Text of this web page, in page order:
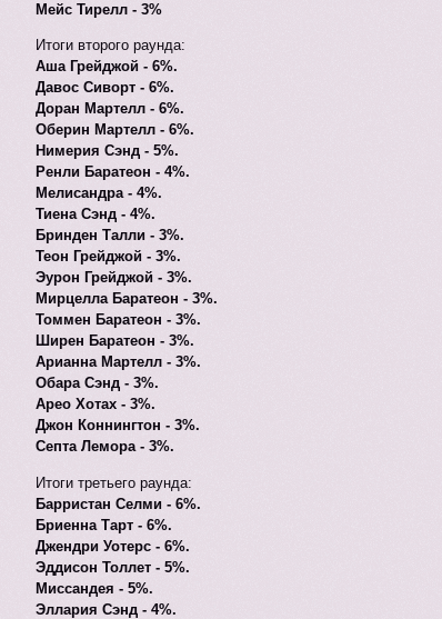
Мейс Тирелл - 3%
Итоги второго раунда:
Аша Грейджой - 6%.
Давос Сиворт - 6%.
Доран Мартелл - 6%.
Оберин Мартелл - 6%.
Нимерия Сэнд - 5%.
Ренли Баратеон - 4%.
Мелисандра - 4%.
Тиена Сэнд - 4%.
Бринден Талли - 3%.
Теон Грейджой - 3%.
Эурон Грейджой - 3%.
Мирцелла Баратеон - 3%.
Томмен Баратеон - 3%.
Ширен Баратеон - 3%.
Арианна Мартелл - 3%.
Обара Сэнд - 3%.
Арео Хотах - 3%.
Джон Коннингтон - 3%.
Септа Лемора - 3%.
Итоги третьего раунда:
Барристан Селми - 6%.
Бриенна Тарт - 6%.
Джендри Уотерс - 6%.
Эддисон Толлет - 5%.
Миссандея - 5%.
Эллария Сэнд - 4%.